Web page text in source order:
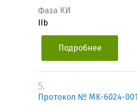
Фаза КИ
IIb
Подробнее
5.
Протокол № MK-6024-001